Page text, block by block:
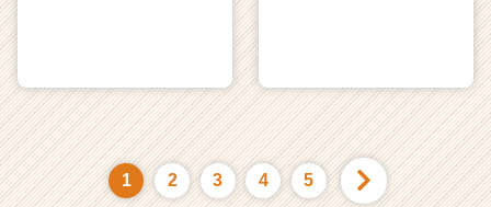
1 2 3 4 5